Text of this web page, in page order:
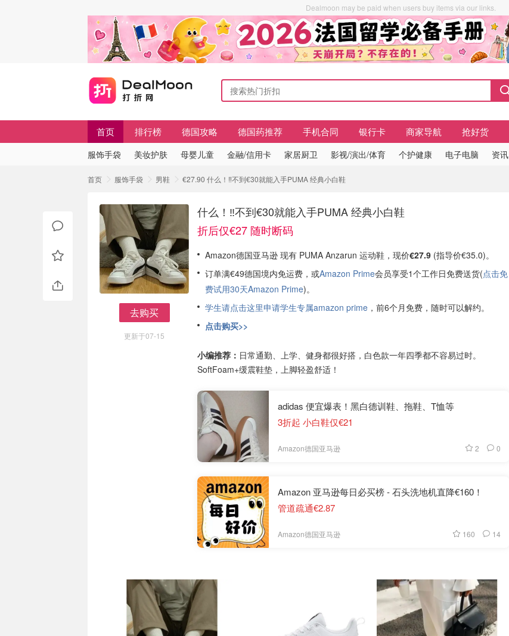
Dealmoon may be paid when users buy items via our links.
首页 排行榜 德国攻略 德国药推荐 手机合同 银行卡 商家导航 抢好货
服饰手袋 美妆护肤 母婴儿童 金融/信用卡 家居厨卫 影视/演出/体育 个护健康 电子电脑 资讯
首页 服饰手袋 男鞋 €27.90 什么！‼️不到€30就能入手PUMA 经典小白鞋
去购买
更新于07-15
什么！‼️不到€30就能入手PUMA 经典小白鞋
折后仅€27 随时断码
Amazon德国亚马逊 现有 PUMA Anzarun 运动鞋，现价€27.9 (指导价€35.0)。
订单满€49德国境内免运费，或Amazon Prime会员享受1个工作日免费送货(点击免
费试用30天Amazon Prime)。
学生请点击这里申请学生专属amazon prime ，前6个月免费，随时可以解约。
点击购买>>
小编推荐： 日常通勤、上学、健身都很好搭，白色款一年四季都不容易过时。
SoftFoam+缓震鞋垫，上脚轻盈舒适！
adidas 便宜爆表！黑白德训鞋、拖鞋、T恤等
3折起 小白鞋仅€21
Amazon德国亚马逊 2 0
Amazon 亚马逊每日必买榜 - 石头洗地机直降€160！
管道疏通€2.87
Amazon德国亚马逊 160 14